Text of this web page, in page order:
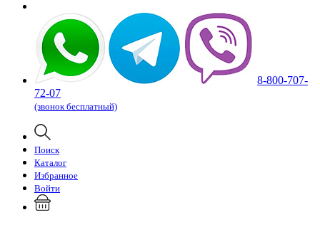
8-800-707-
72-07
(звонок бесплатный)
Поиск
Каталог
Избранное
Войти